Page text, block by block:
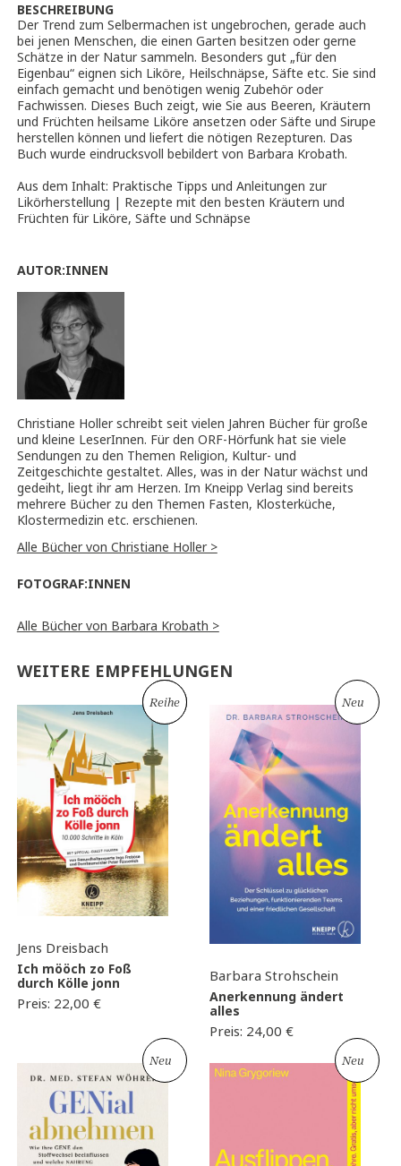
BESCHREIBUNG
Der Trend zum Selbermachen ist ungebrochen, gerade auch
bei jenen Menschen, die einen Garten besitzen oder gerne
Schätze in der Natur sammeln. Besonders gut „für den
Eigenbau“ eignen sich Liköre, Heilschnäpse, Säfte etc. Sie sind
einfach gemacht und benötigen wenig Zubehör oder
Fachwissen. Dieses Buch zeigt, wie Sie aus Beeren, Kräutern
und Früchten heilsame Liköre ansetzen oder Säfte und Sirupe
herstellen können und liefert die nötigen Rezepturen. Das
Buch wurde eindrucksvoll bebildert von Barbara Krobath.
Aus dem Inhalt: Praktische Tipps und Anleitungen zur
Likörherstellung | Rezepte mit den besten Kräutern und
Früchten für Liköre, Säfte und Schnäpse
AUTOR:INNEN
Christiane Holler schreibt seit vielen Jahren Bücher für große
und kleine LeserInnen. Für den ORF-Hörfunk hat sie viele
Sendungen zu den Themen Religion, Kultur- und
Zeitgeschichte gestaltet. Alles, was in der Natur wächst und
gedeiht, liegt ihr am Herzen. Im Kneipp Verlag sind bereits
mehrere Bücher zu den Themen Fasten, Klosterküche,
Klostermedizin etc. erschienen.
Alle Bücher von Christiane Holler >
FOTOGRAF:INNEN
Alle Bücher von Barbara Krobath >
WEITERE EMPFEHLUNGEN
Neu
Reihe
Jens Dreisbach
Ich mööch zo Foß
durch Kölle jonn
Preis: 22,00 €
Neu
Barbara Strohschein
Anerkennung ändert
alles
Preis: 24,00 €
Neu Neu